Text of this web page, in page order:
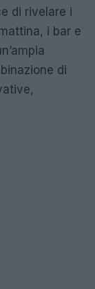
di rivelare i
i bar e
di